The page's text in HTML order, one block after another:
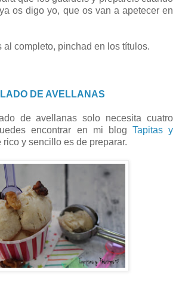
os digo yo, que os van a apetecer en
al completo, pinchad en los títulos.
DE AVELLANAS
de avellanas solo necesita cuatro
encontrar en mi blog Tapitas y
rico y sencillo es de preparar.